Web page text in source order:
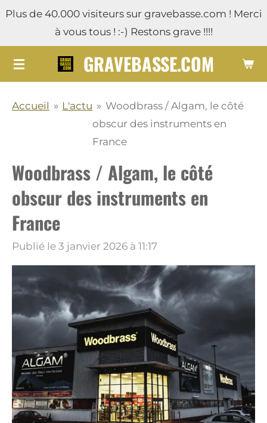
Passer
contenu
principal
GRAVEBASSE.COM
Plus de 40.000 visiteurs sur gravebasse.com ! Merci
à vous tous ! :-) Restons grave !!!!
Accueil » L'actu » Woodbrass / Algam, le côté
obscur des instruments en
France
Woodbrass / Algam, le côté
obscur des instruments en
France
Publié le 3 janvier 2026 à 11:17